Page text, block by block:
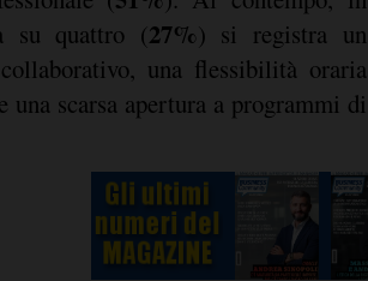
su quattro (27%) si registra un
una flessibilità oraria
una scarsa apertura a programmi di